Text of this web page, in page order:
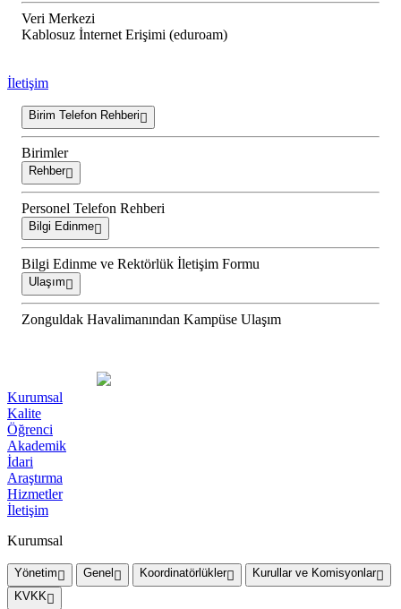
Veri Merkezi
Kablosuz İnternet Erişimi (eduroam)
İletişim
Birim Telefon Rehberi
Birimler
Rehber
Personel Telefon Rehberi
Bilgi Edinme
Bilgi Edinme ve Rektörlük İletişim Formu
Ulaşım
Zonguldak Havalimanından Kampüse Ulaşım
Kurumsal
Kalite
Öğrenci
Akademik
İdari
Araştırma
Hizmetler
İletişim
Kurumsal
Yönetim Genel Koordinatörlükler
Kurullar ve Komisyonlar
KVKK